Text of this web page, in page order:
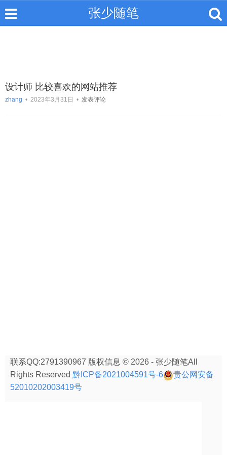
张少随笔
设计师 比较喜欢的网站推荐
zhang • 2023年3月31日 • 发表评论
联系QQ:2791390967 版权信息 © 2026 - 张少随笔All
Rights Reserved 黔ICP备2021004591号-6
贵公网安备
52010202003419号